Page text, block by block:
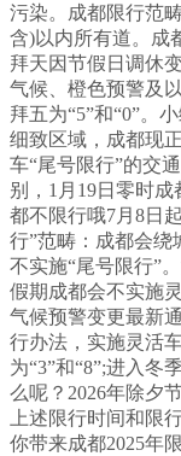
污染。成都限行范
含)以内所有道。成
拜天因节假日调休
气候、橙色预警及
拜五为“5”和“0”。
细致区域，成都现
车“尾号限行”的交
别，1月19日零时
都不限行哦7月8日
行”范畴：成都会绕
不实施“尾号限行”
假期成都会不实施
气候预警变更最新
行办法，实施灵活
为“3”和“8”;进入冬
么呢？2026年除夕
上述限行时间和限
你带来成都2025年